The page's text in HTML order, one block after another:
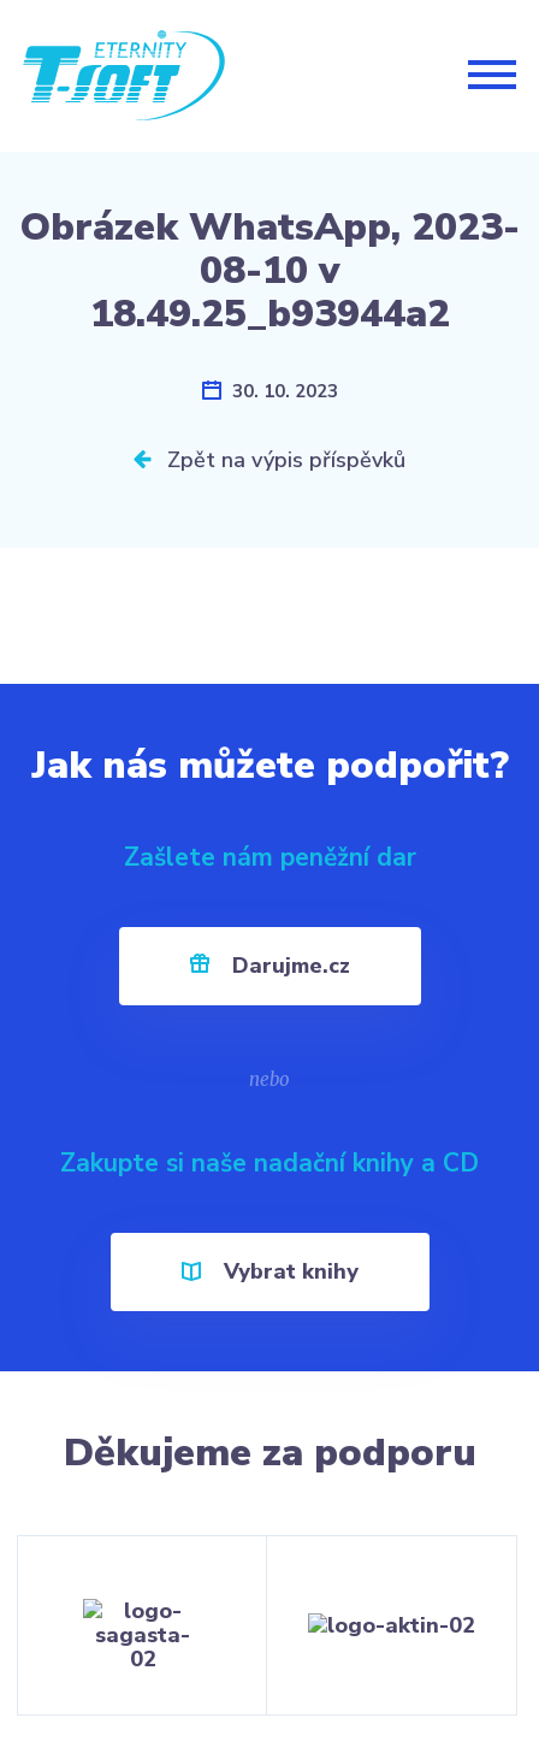
Obrázek WhatsApp, 2023-
08-10 v
18.49.25_b93944a2
30. 10. 2023
Zpět na výpis příspěvků
Jak nás můžete podpořit?
Zašlete nám peněžní dar
Darujme.cz
nebo
Zakupte si naše nadační knihy a CD
Vybrat knihy
Děkujeme za podporu